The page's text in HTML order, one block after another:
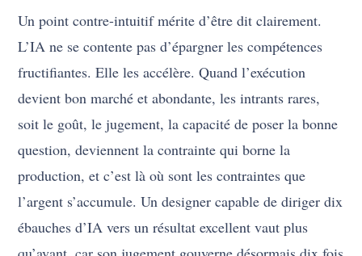
Un point contre-intuitif mérite d’être dit clairement.
L’IA ne se contente pas d’épargner les compétences
fructifiantes. Elle les accélère. Quand l’exécution
devient bon marché et abondante, les intrants rares,
soit le goût, le jugement, la capacité de poser la bonne
question, deviennent la contrainte qui borne la
production, et c’est là où sont les contraintes que
l’argent s’accumule. Un designer capable de diriger dix
ébauches d’IA vers un résultat excellent vaut plus